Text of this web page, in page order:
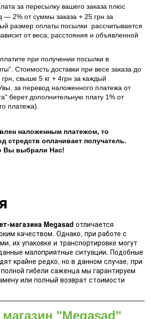
за пересылку вашего заказа плюс
— 2% от суммы заказа + 25 грн за
размер оплаты посылки рассчитывается
от веса, расстояния и объявленной
при получении посылки в
Стоимость доставки при весе заказа до
грн, свыше 5 кг + 4грн за каждый
за перевод наложенного платежа от
берет дополнительную плату 1% от
платежа).
наложенным платежом, то
стредств оплачивает получатель.
Вы выбрали Нас!
магазина Megasad отличается
качеством. Однако, при работе с
их упаковке и транспортировке могут
малоприятные ситуации. Подобные
крайне редко, но в данном случае, при
гибели саженца мы гарантируем
или полный возврат стоимости
"Megasad"